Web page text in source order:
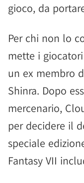
gioco, da
Per chi non lo
mette i
un ex membro
Shinra. Dopo
mercenario,
per decidere il
speciale
Fantasy VII